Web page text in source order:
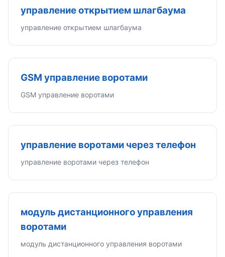
управление открытием шлагбаума
управление открытием шлагбаума
GSM управление воротами
GSM управление воротами
управление воротами через телефон
управление воротами через телефон
модуль дистанционного управления
воротами
модуль дистанционного управления воротами